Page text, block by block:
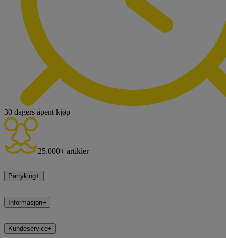
30 dagers åpent kjøp
25.000+ artikler
Partyking+
Informasjon+
Kundeservice+